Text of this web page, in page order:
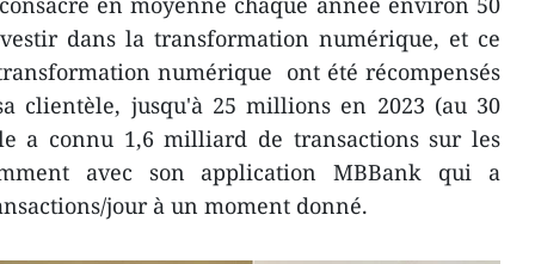
dans la transformation numérique, et ce
numérique ont été récompensés
clientèle, jusqu'à 25 millions en 2023 (au 30
a connu 1,6 milliard de transactions sur les
avec son application MBBank qui a
jour à un moment donné.